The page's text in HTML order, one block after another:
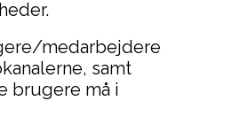
medarbejdere
samt
brugere må i